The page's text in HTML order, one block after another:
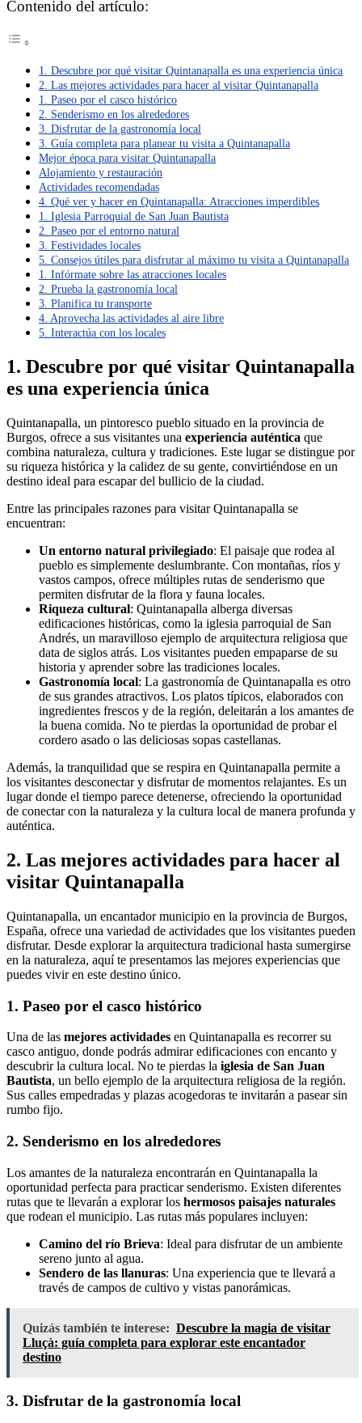
Contenido del artículo:
1. Descubre por qué visitar Quintanapalla es una experiencia única
2. Las mejores actividades para hacer al visitar Quintanapalla
1. Paseo por el casco histórico
2. Senderismo en los alrededores
3. Disfrutar de la gastronomía local
3. Guía completa para planear tu visita a Quintanapalla
Mejor época para visitar Quintanapalla
Alojamiento y restauración
Actividades recomendadas
4. Qué ver y hacer en Quintanapalla: Atracciones imperdibles
1. Iglesia Parroquial de San Juan Bautista
2. Paseo por el entorno natural
3. Festividades locales
5. Consejos útiles para disfrutar al máximo tu visita a Quintanapalla
1. Infórmate sobre las atracciones locales
2. Prueba la gastronomía local
3. Planifica tu transporte
4. Aprovecha las actividades al aire libre
5. Interactúa con los locales
1. Descubre por qué visitar Quintanapalla
es una experiencia única
Quintanapalla, un pintoresco pueblo situado en la provincia de
Burgos, ofrece a sus visitantes una experiencia auténtica que
combina naturaleza, cultura y tradiciones. Este lugar se distingue por
su riqueza histórica y la calidez de su gente, convirtiéndose en un
destino ideal para escapar del bullicio de la ciudad.
Entre las principales razones para visitar Quintanapalla se
encuentran:
Un entorno natural privilegiado: El paisaje que rodea al
pueblo es simplemente deslumbrante. Con montañas, ríos y
vastos campos, ofrece múltiples rutas de senderismo que
permiten disfrutar de la flora y fauna locales.
Riqueza cultural: Quintanapalla alberga diversas
edificaciones históricas, como la iglesia parroquial de San
Andrés, un maravilloso ejemplo de arquitectura religiosa que
data de siglos atrás. Los visitantes pueden empaparse de su
historia y aprender sobre las tradiciones locales.
Gastronomía local: La gastronomía de Quintanapalla es otro
de sus grandes atractivos. Los platos típicos, elaborados con
ingredientes frescos y de la región, deleitarán a los amantes de
la buena comida. No te pierdas la oportunidad de probar el
cordero asado o las deliciosas sopas castellanas.
Además, la tranquilidad que se respira en Quintanapalla permite a
los visitantes desconectar y disfrutar de momentos relajantes. Es un
lugar donde el tiempo parece detenerse, ofreciendo la oportunidad
de conectar con la naturaleza y la cultura local de manera profunda y
auténtica.
2. Las mejores actividades para hacer al
visitar Quintanapalla
Quintanapalla, un encantador municipio en la provincia de Burgos,
España, ofrece una variedad de actividades que los visitantes pueden
disfrutar. Desde explorar la arquitectura tradicional hasta sumergirse
en la naturaleza, aquí te presentamos las mejores experiencias que
puedes vivir en este destino único.
1. Paseo por el casco histórico
Una de las mejores actividades en Quintanapalla es recorrer su
casco antiguo, donde podrás admirar edificaciones con encanto y
descubrir la cultura local. No te pierdas la iglesia de San Juan
Bautista, un bello ejemplo de la arquitectura religiosa de la región.
Sus calles empedradas y plazas acogedoras te invitarán a pasear sin
rumbo fijo.
2. Senderismo en los alrededores
Los amantes de la naturaleza encontrarán en Quintanapalla la
oportunidad perfecta para practicar senderismo. Existen diferentes
rutas que te llevarán a explorar los hermosos paisajes naturales
que rodean el municipio. Las rutas más populares incluyen:
Camino del río Brieva: Ideal para disfrutar de un ambiente
sereno junto al agua.
Sendero de las llanuras: Una experiencia que te llevará a
través de campos de cultivo y vistas panorámicas.
Quizás también te interese: Descubre la magia de visitar
Lluçà: guía completa para explorar este encantador
destino
3. Disfrutar de la gastronomía local